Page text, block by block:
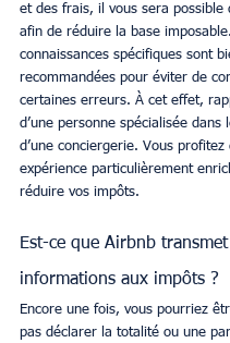
et des frais, il vous sera possible
afin de réduire la base
connaissances spécifiques sont
recommandées pour éviter de
certaines erreurs. À cet effet,
d’une personne spécialisée dans
d’une conciergerie. Vous profitez
expérience particulièrement
réduire vos impôts.
Est-ce que Airbnb
informations aux impôts ?
Encore une fois, vous pourriez
pas déclarer la totalité ou une